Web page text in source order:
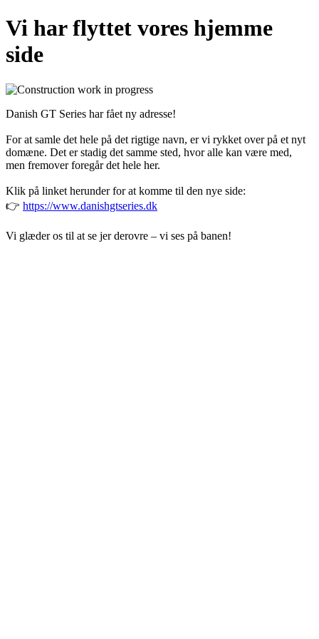
Vi har flyttet vores hjemme
side
Danish GT Series har fået ny adresse!
For at samle det hele på det rigtige navn, er vi rykket over på et nyt
domæne. Det er stadig det samme sted, hvor alle kan være med,
men fremover foregår det hele her.
Klik på linket herunder for at komme til den nye side:
👉 https://www.danishgtseries.dk
Vi glæder os til at se jer derovre – vi ses på banen!